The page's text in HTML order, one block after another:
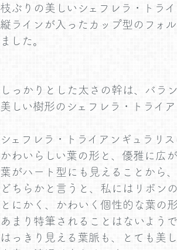
枝ぶりの美しいシェフレラ・トライ
縦ラインが入ったカップ型のフォ
ました。
しっかりとした太さの幹は、バラ
美しい樹形のシェフレラ・トライア
シェフレラ・トライアンギュラリス
かわいらしい葉の形と、優雅に広
葉がハート型にも見えることから
どちらかと言うと、私にはリボン
とにかく、かわいく個性的な葉の形
あまり特筆されることはないよう
はっきり見える葉脈も、とても美